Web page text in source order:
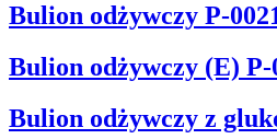
Bulion odżywczy P-
Bulion odżywczy (E) P-
Bulion odżywczy z